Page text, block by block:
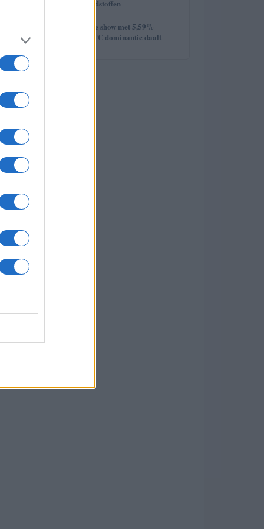
week van de grondstoffen
5 Ethereum steelt de show met 5,59%
stijging terwijl BTC dominantie daalt